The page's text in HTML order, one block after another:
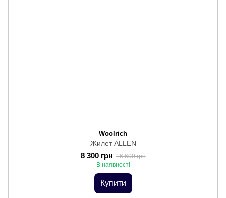
Woolrich
Жилет ALLEN
8 300 грн 16 600 грн
В наявності
Купити